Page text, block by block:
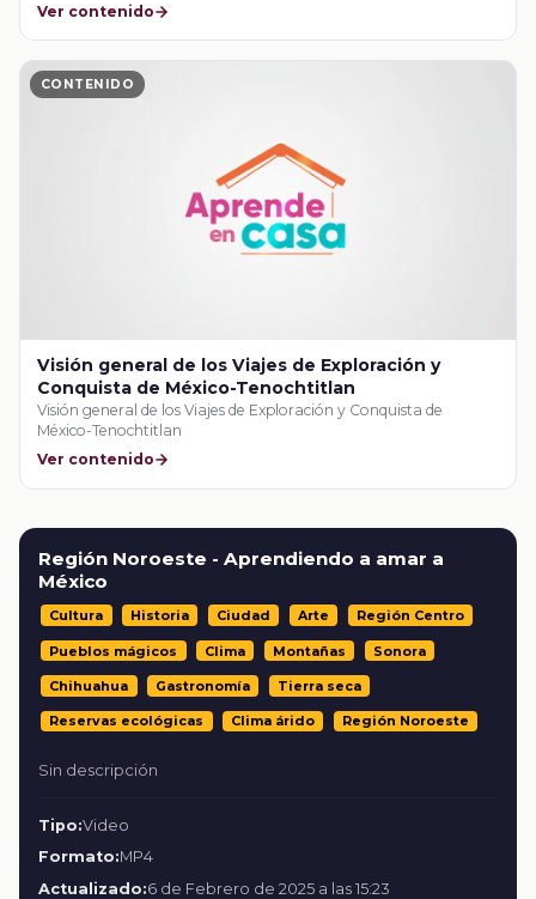
Ver contenido
CONTENIDO
Visión general de los Viajes de Exploración y
Conquista de México-Tenochtitlan
Visión general de los Viajes de Exploración y Conquista de
México-Tenochtitlan
Ver contenido
Región Noroeste - Aprendiendo a amar a
México
Cultura Historia Ciudad Arte Región Centro
Pueblos mágicos Clima Montañas Sonora
Chihuahua Gastronomía Tierra seca
Reservas ecológicas Clima árido Región Noroeste
Sin descripción
Tipo:Video
Formato:MP4
Actualizado:6 de Febrero de 2025 a las 15:23